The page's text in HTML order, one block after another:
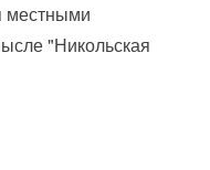
местными
"Никольская